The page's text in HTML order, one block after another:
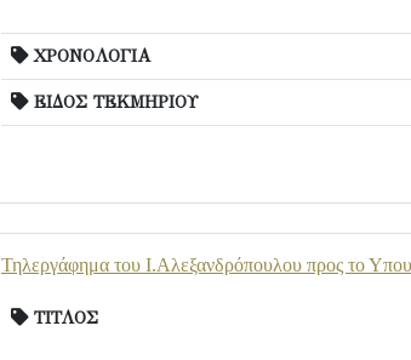
ΧΡΟΝΟΛΟΓΙΑ
ΕΙΔΟΣ ΤΕΚΜΗΡΙΟΥ
Τηλεργάφημα του Ι.Αλεξανδρόπουλου προς το
ΤΙΤΛΟΣ